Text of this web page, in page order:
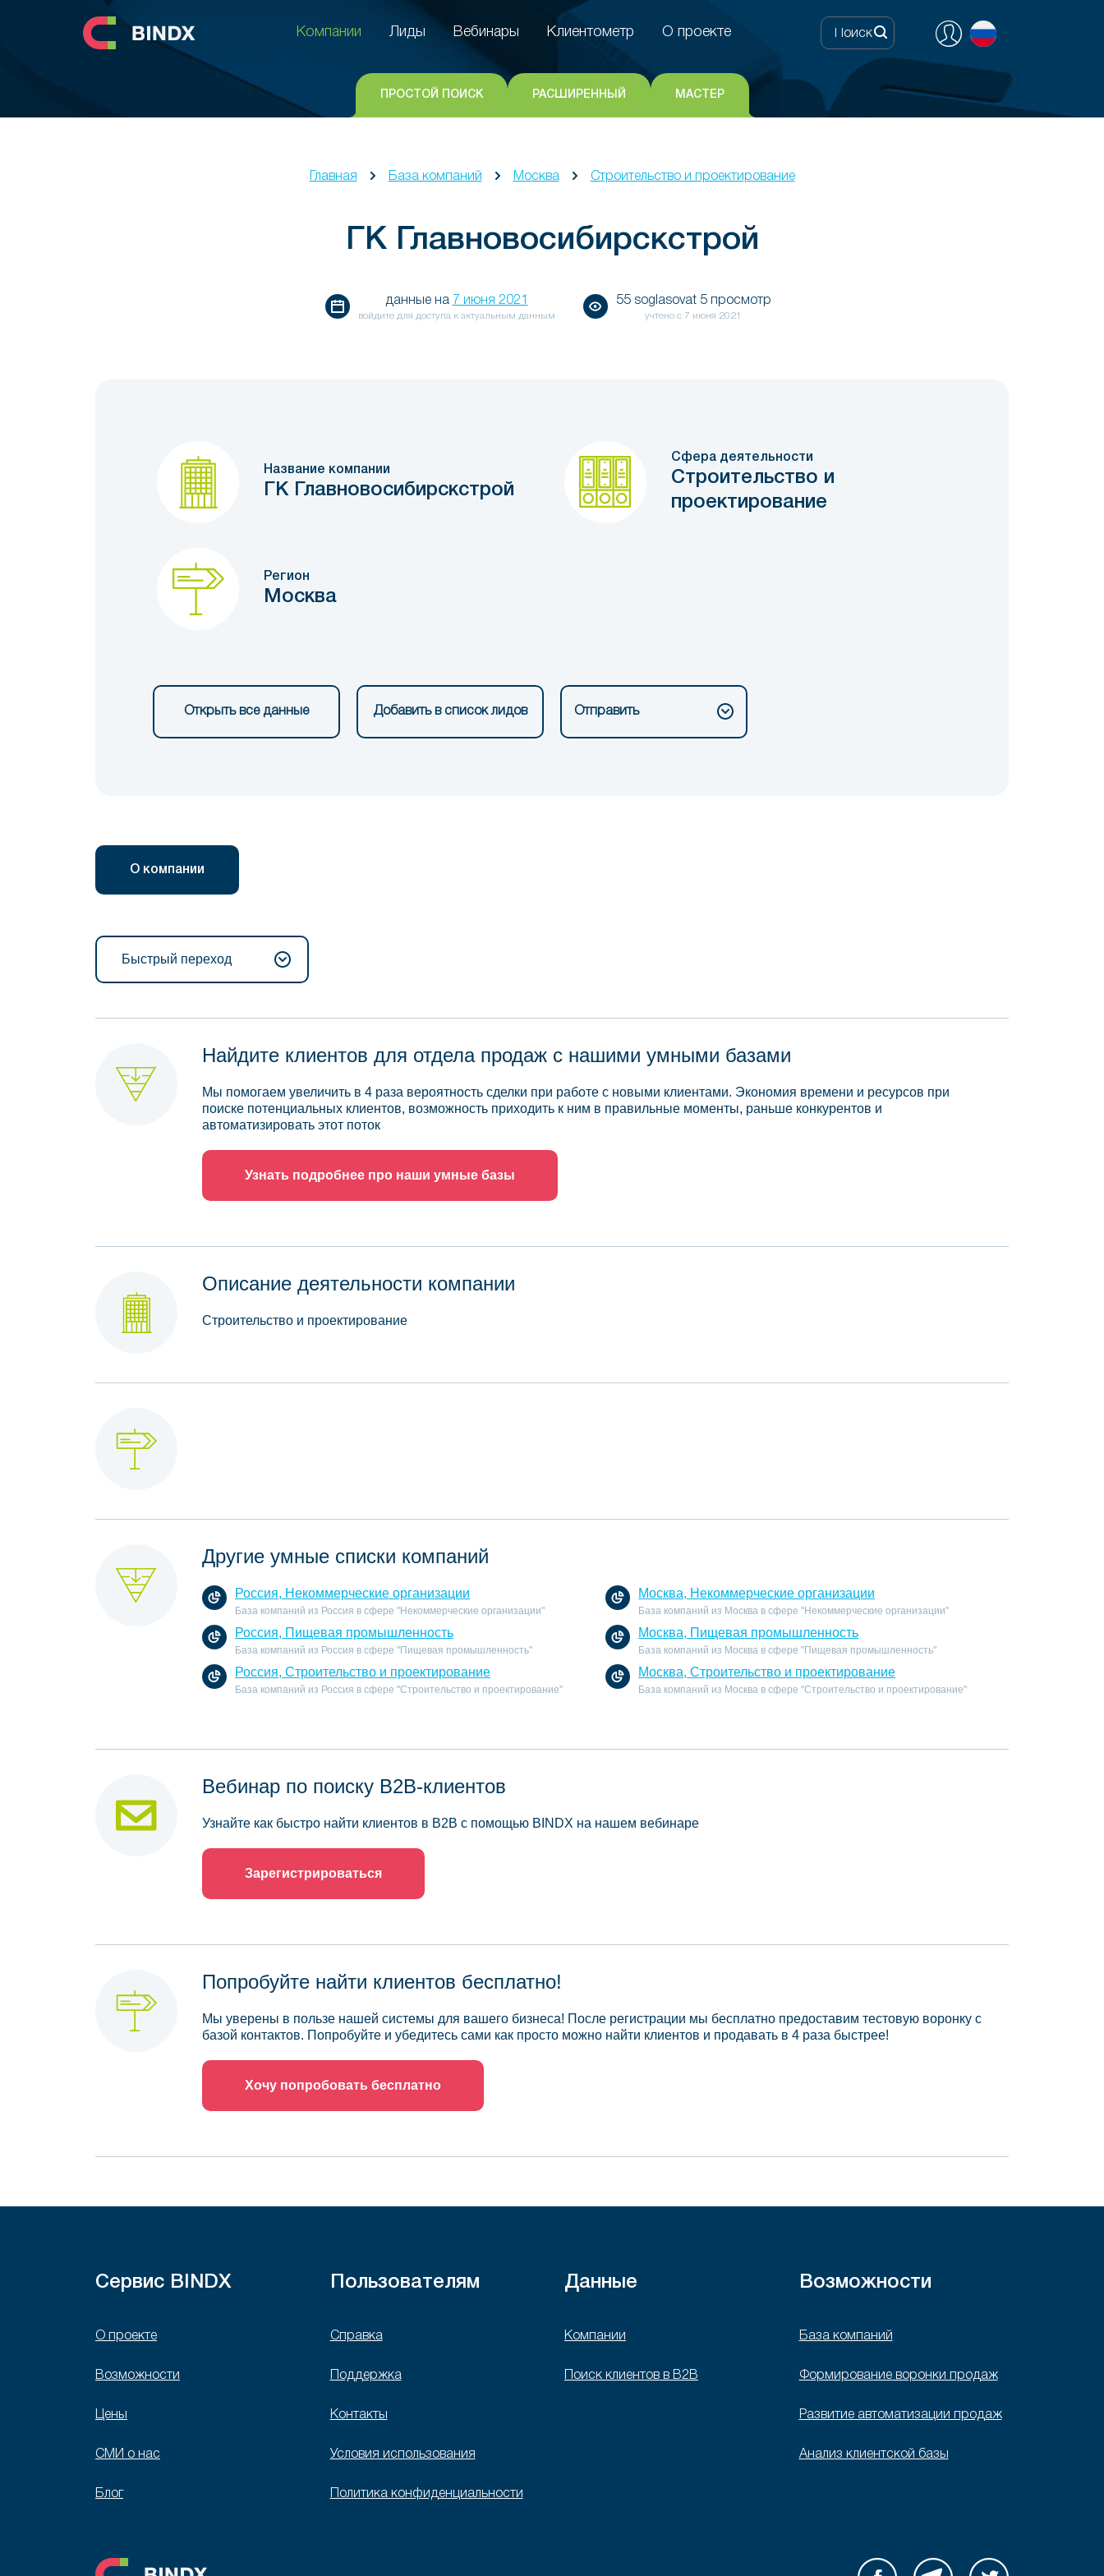
Клиентометр
Компании
Лиды Вебинары Клиентометр О проекте
ПРОСТОЙ ПОИСК РАСШИРЕННЫЙ МАСТЕР
Главная База компаний Москва Строительство и проектирование
ГК Главновосибирскстрой
данные на 7 июня 2021
войдите для доступа к актуальным данным
55 soglasovat 5 просмотр
учтено с 7 июня 2021
Название компании
ГК Главновосибирскстрой
Сфера деятельности
Строительство и
проектирование
Регион
Москва
Открыть все данные Добавить в список лидов Отправить
О компании
Быстрый переход
Найдите клиентов для отдела продаж с нашими умными базами
Мы помогаем увеличить в 4 раза вероятность сделки при работе с новыми клиентами. Экономия времени и ресурсов при
поиске потенциальных клиентов, возможность приходить к ним в правильные моменты, раньше конкурентов и
автоматизировать этот поток
Узнать подробнее про наши умные базы
Описание деятельности компании
Строительство и проектирование
Другие умные списки компаний
Россия, Некоммерческие организации
База компаний из Россия в сфере "Некоммерческие организации"
Москва, Некоммерческие организации
База компаний из Москва в сфере "Некоммерческие организации"
Россия, Пищевая промышленность
База компаний из Россия в сфере "Пищевая промышленность"
Москва, Пищевая промышленность
База компаний из Москва в сфере "Пищевая промышленность"
Россия, Строительство и проектирование
База компаний из Россия в сфере "Строительство и проектирование"
Москва, Строительство и проектирование
База компаний из Москва в сфере "Строительство и проектирование"
Вебинар по поиску B2B-клиентов
Узнайте как быстро найти клиентов в B2B с помощью BINDX на нашем вебинаре
Зарегистрироваться
Попробуйте найти клиентов бесплатно!
Мы уверены в пользе нашей системы для вашего бизнеса! После регистрации мы бесплатно предоставим тестовую воронку с
базой контактов. Попробуйте и убедитесь сами как просто можно найти клиентов и продавать в 4 раза быстрее!
Хочу попробовать бесплатно
Сервис BINDX
О проекте
Возможности
Цены
СМИ о нас
Блог
Пользователям
Справка
Поддержка
Контакты
Условия использования
Политика конфиденциальности
Данные
Компании
Поиск клиентов в B2B
Возможности
База компаний
Формирование воронки продаж
Развитие автоматизации продаж
Анализ клиентской базы